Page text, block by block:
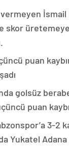
İsmail
skor
puan
golsüz
puan
3-2
Yukatel